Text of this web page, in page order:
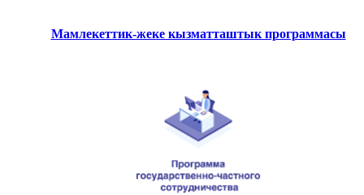
Мамлекеттик-жеке кызматташтык программасы